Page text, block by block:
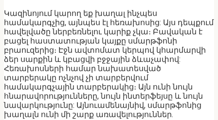
Կազինոյում կարող եք խաղալ ինչպես
համակարգչից, այնպես էլ հեռախոսից: Այս դեպքում
հավելվածը ներբեռնելու կարիք չկա։ Բավական է
բացել հաստատության կայքը սմարթֆոնի
բրաուզերից։ Էջն ավտոմատ կերպով կհարմարվի
ձեր սարքին և կբացվի բջջային ձևաչափով:
Հեռախոսների համար նախատեսված
տարբերակը ոչնչով չի տարբերվում
համակարգչային տարբերակից։ Այն ունի նույն
հնարավորությունները, նույն ինտերֆեյսը և նույն
նավարկությունը: Այնուամենայնիվ, սմարթֆոնից
խաղալն ունի մի շարք առավելություններ.